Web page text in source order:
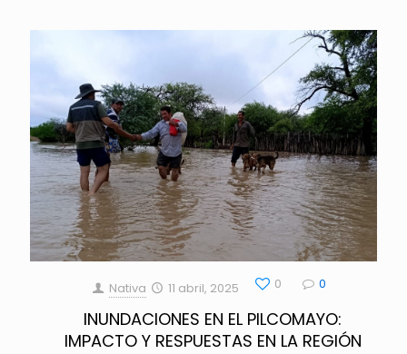
Nativa 11 abril, 2025 0 0
INUNDACIONES EN EL PILCOMAYO:
IMPACTO Y RESPUESTAS EN LA REGIÓN